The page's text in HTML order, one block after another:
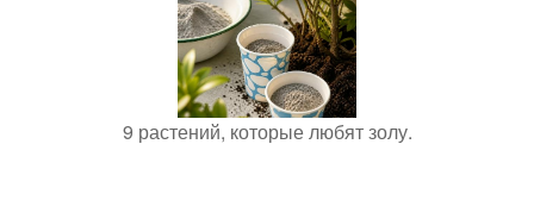
9 растений, которые любят золу.